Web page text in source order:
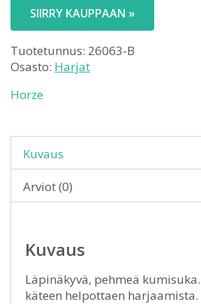
SIIRRY KAUPPAAN »
Tuotetunnus: 26063-B
Osasto: Harjat
Horze
Kuvaus
Arviot (0)
Kuvaus
Läpinäkyvä, pehmeä
käteen helpottaen harjaamista.